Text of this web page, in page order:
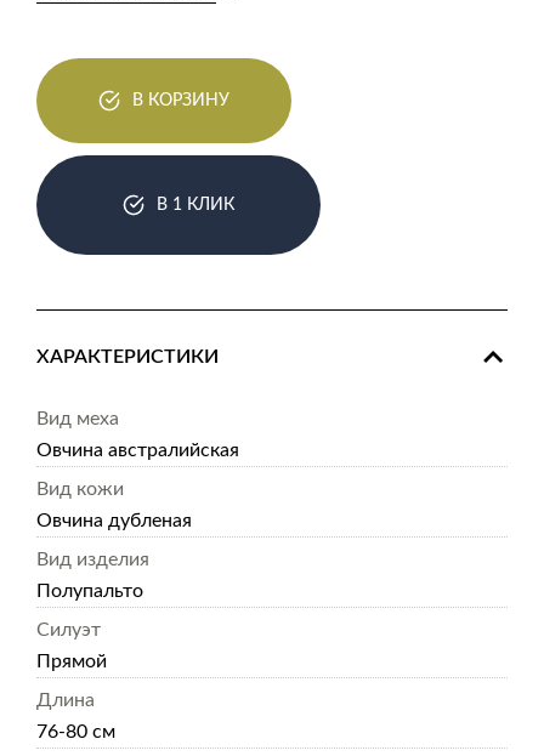
В КОРЗИНУ
В 1 КЛИК
ХАРАКТЕРИСТИКИ
Вид меха
Овчина австралийская
Вид кожи
Овчина дубленая
Вид изделия
Полупальто
Силуэт
Прямой
Длина
76-80 см